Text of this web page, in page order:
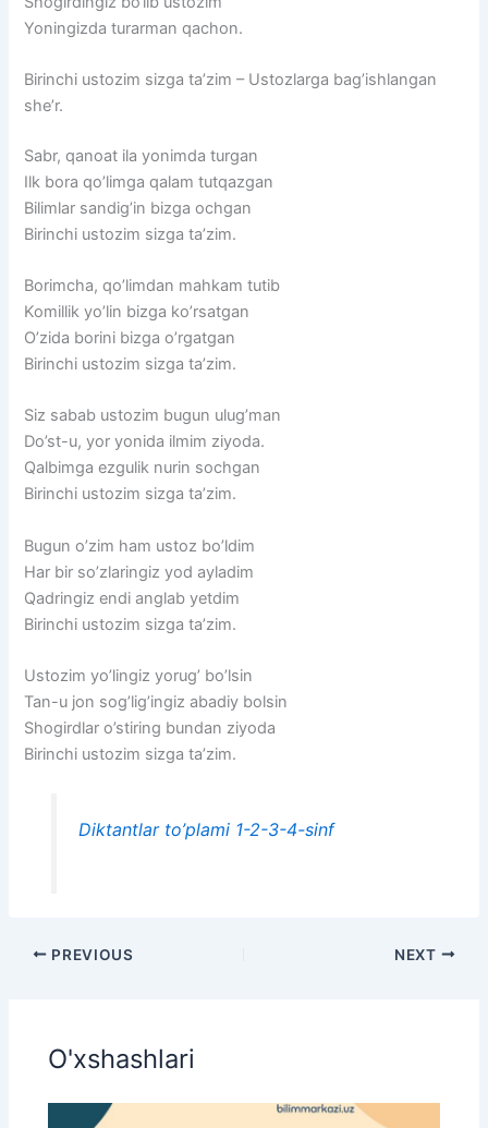
Yoningizda turarman qachon.
Birinchi ustozim sizga ta’zim – Ustozlarga bag’ishlangan
she’r.
Sabr, qanoat ila yonimda turgan
Ilk bora qo’limga qalam tutqazgan
Bilimlar sandig’in bizga ochgan
Birinchi ustozim sizga ta’zim.
Borimcha, qo’limdan mahkam tutib
Komillik yo’lin bizga ko’rsatgan
O’zida borini bizga o’rgatgan
Birinchi ustozim sizga ta’zim.
Siz sabab ustozim bugun ulug’man
Do’st-u, yor yonida ilmim ziyoda.
Qalbimga ezgulik nurin sochgan
Birinchi ustozim sizga ta’zim.
Bugun o’zim ham ustoz bo’ldim
Har bir so’zlaringiz yod ayladim
Qadringiz endi anglab yetdim
Birinchi ustozim sizga ta’zim.
Ustozim yo’lingiz yorug’ bo’lsin
Tan-u jon sog’lig’ingiz abadiy bolsin
Shogirdlar o’stiring bundan ziyoda
Birinchi ustozim sizga ta’zim.
Diktantlar to’plami 1-2-3-4-sinf
PREVIOUS NEXT
O'xshashlari